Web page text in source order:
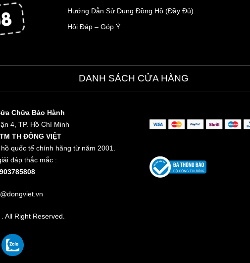
Hướng Dẫn Sử Dụng Đồng Hồ (Đầy Đủ)
Hỏi Đáp – Góp Ý
DANH SÁCH CỬA HÀNG
Chữa Bảo Hành
4, TP. Hồ Chí Minh
TH ĐỒNG VIỆT
quốc tế chính hãng từ năm 2001.
đáp thắc mắc :
All Right Reserved.